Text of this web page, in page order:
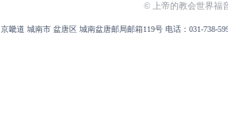
© 上帝的教会世界福
京畿道 城南市 盆唐区 城南盆唐邮局邮箱119号 电话：031-738-